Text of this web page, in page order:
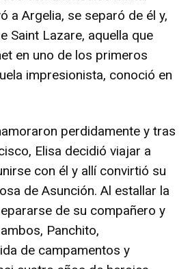
a Argelia, se separó de él y,
Saint Lazare, aquella que
en uno de los primeros
impresionista, conoció en
perdidamente y tras
Elisa decidió viajar a
con él y allí convirtió su
de Asunción. Al estallar la
de su compañero y
Panchito,
de campamentos y